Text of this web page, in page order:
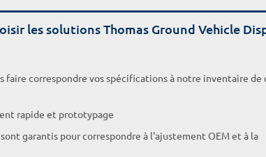
les solutions Thomas Ground Vehicle
faire correspondre vos spécifications à notre inventaire de
rapide et prototypage
garantis pour correspondre à l'ajustement OEM et à la